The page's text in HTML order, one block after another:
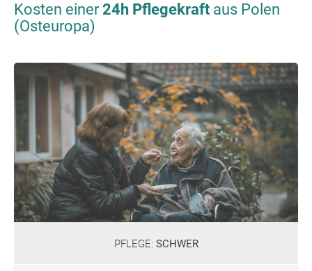
Kosten einer24h Pflegekraft aus Polen
(Osteuropa)
PFLEGE: SCHWER